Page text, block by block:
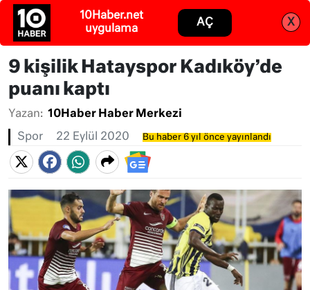
Abone ol Giriş
9 kişilik Hatayspor Kadıköy’de
puanı kaptı
Yazan: 10Haber Haber Merkezi
Spor 22 Eylül 2020 Bu haber 6 yıl önce yayınlandı